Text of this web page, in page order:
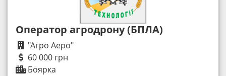
Оператор агродрону (БПЛА)
"Агро Аеро"
60 000 грн
Боярка